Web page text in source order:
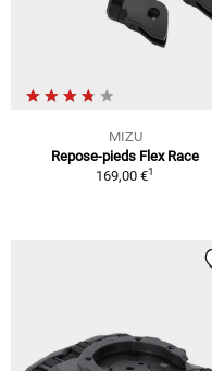
MIZU
Repose-pieds Flex Race
169,00 €1